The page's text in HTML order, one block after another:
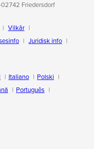
02742 Friedersdorf
Vilkår
Juridisk info
Italiano
Polski
Português
videos